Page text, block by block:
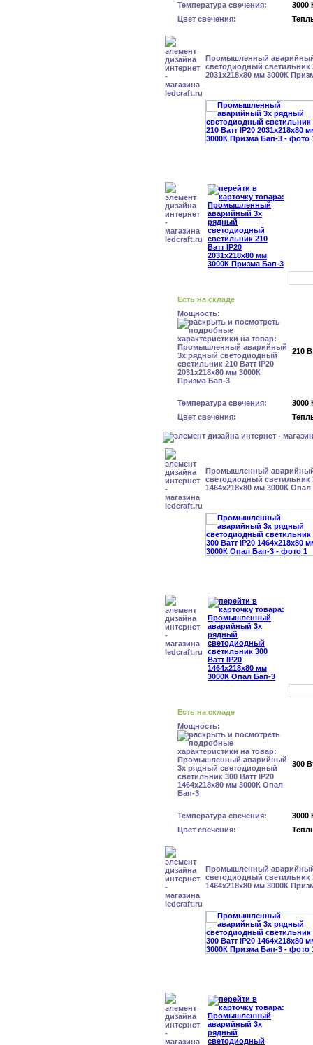
Температура свечения:
3000
Цвет свечения:
Промышленный
светодиодный светильник
2031х218х80 мм 3000К
Есть на складе
Мощность:
210
Температура свечения:
3000
Цвет свечения:
Промышленный
светодиодный светильник
1464х218х80 мм 3000К
Есть на складе
Мощность:
300
Температура свечения:
3000
Цвет свечения:
Промышленный
светодиодный светильник
1464х218х80 мм 3000К